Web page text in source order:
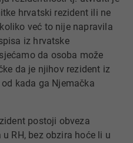
hrvatski rezident ili ne
već to nije napravila
iz hrvatske
da osoba može
da je njihov rezident iz
kada ga Njemačka
postoji obveza
RH, bez obzira hoće li u